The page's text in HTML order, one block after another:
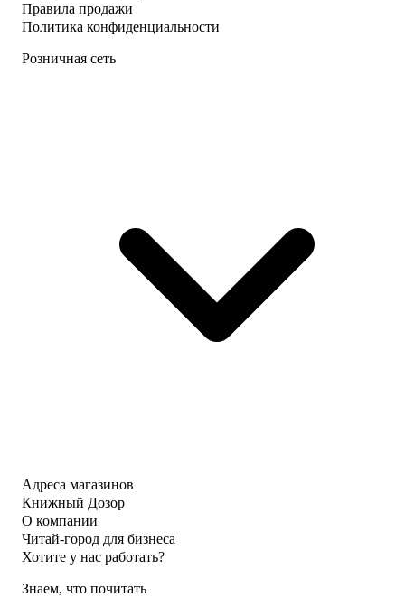
Правила продажи
Политика конфиденциальности
Розничная сеть
Адреса магазинов
Книжный Дозор
О компании
Читай-город для бизнеса
Хотите у нас работать?
Знаем, что почитать